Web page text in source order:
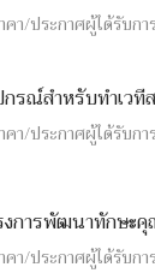
า/ประกาศผู้ได้รับกา
รณ์สำหรับทำเวที
า/ประกาศผู้ได้รับกา
การพัฒนาทักษะคุ
า/ประกาศผู้ได้รับกา